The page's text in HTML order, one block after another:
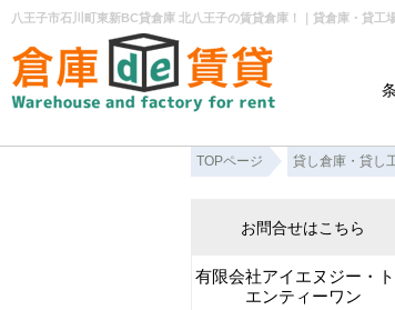
八王子市石川町東新BC貸倉庫 北八王子の賃貸倉庫！｜貸倉庫・貸工
TOPページ 貸し倉庫・貸し
お問合せはこちら
有限会社アイエヌジー・
エンティーワン